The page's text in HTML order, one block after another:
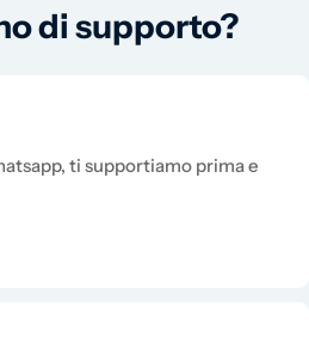
di supporto?
ti supportiamo prima e